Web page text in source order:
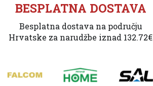
BESPLATNA DOSTAVA
Besplatna dostava na području
Hrvatske za narudžbe iznad 132.72€